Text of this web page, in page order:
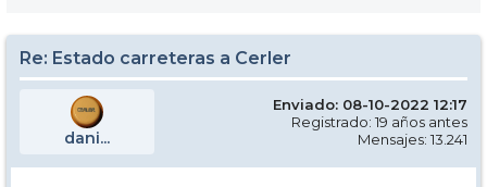
Re: Estado carreteras a Cerler
dani...
Enviado: 08-10-2022 12:17
Registrado: 19 años antes
Mensajes: 13.241